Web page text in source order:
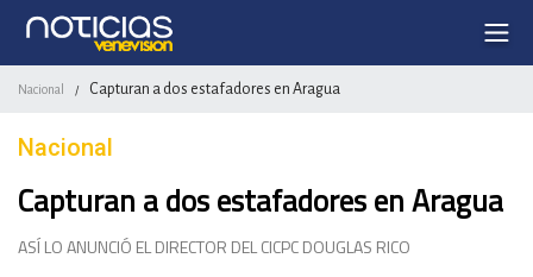
Nacional / Capturan a dos estafadores en Aragua
Nacional
Capturan a dos estafadores en Aragua
ASÍ LO ANUNCIÓ EL DIRECTOR DEL CICPC DOUGLAS RICO